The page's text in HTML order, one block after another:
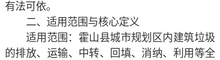
有法可依。
二、适用范围与核心定义
适用范围：霍山县城市规划区内建筑垃圾
的排放、运输、中转、回填、消纳、利用等全